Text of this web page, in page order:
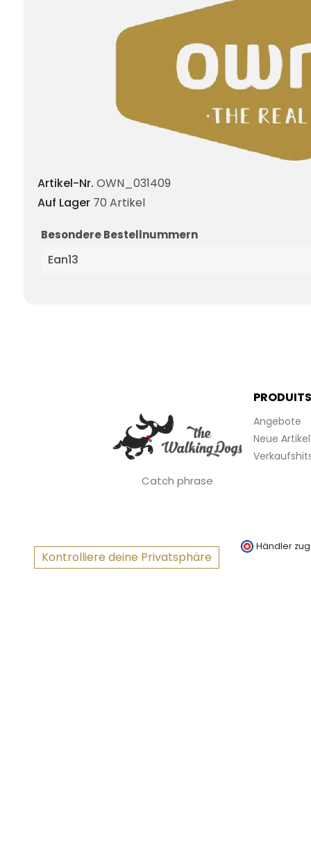
Artikel-Nr. OWN_031409
Auf Lager 70 Artikel
Besondere Bestellnummern
Ean13
Catch phrase
PRODUITS
Angebote
Neue Artikel
Kontrolliere deine Privatsphäre
Händler